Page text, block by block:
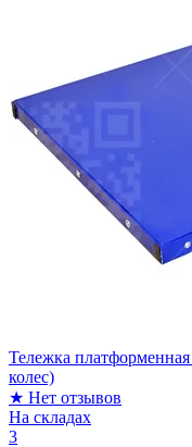
Тележка
колес)
★ Нет отзывов
На складах
3